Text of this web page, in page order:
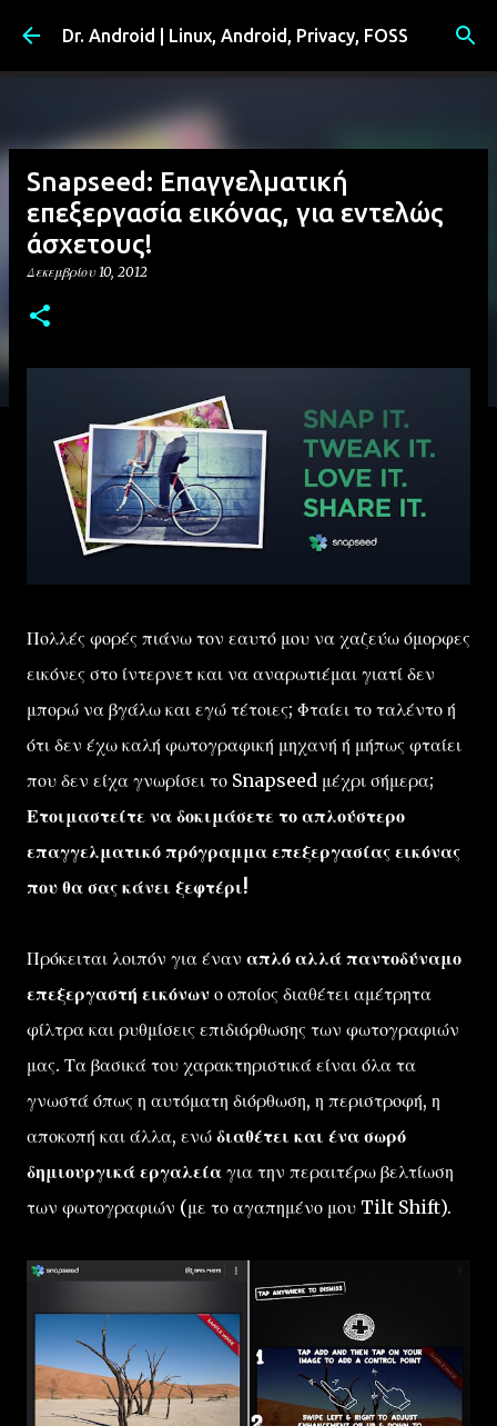
Μετάβαση στο κύριο περιεχόμενο
Dr. Android | Linux, Android, Privacy, FOSS
Snapseed: Επαγγελματική
επεξεργασία εικόνας, για εντελώς
άσχετους!
Δεκεμβρίου 10, 2012
Πολλές φορές πιάνω τον εαυτό μου να χαζεύω όμορφες
εικόνες στο ίντερνετ και να αναρωτιέμαι γιατί δεν
μπορώ να βγάλω και εγώ τέτοιες; Φταίει το ταλέντο ή
ότι δεν έχω καλή φωτογραφική μηχανή ή μήπως φταίει
που δεν είχα γνωρίσει το Snapseed μέχρι σήμερα;
Ετοιμαστείτε να δοκιμάσετε το απλούστερο
επαγγελματικό πρόγραμμα επεξεργασίας εικόνας
που θα σας κάνει ξεφτέρι!
Πρόκειται λοιπόν για έναν απλό αλλά παντοδύναμο
επεξεργαστή εικόνων ο οποίος διαθέτει αμέτρητα
φίλτρα και ρυθμίσεις επιδιόρθωσης των φωτογραφιών
μας. Τα βασικά του χαρακτηριστικά είναι όλα τα
γνωστά όπως η αυτόματη διόρθωση, η περιστροφή, η
αποκοπή και άλλα, ενώ διαθέτει και ένα σωρό
δημιουργικά εργαλεία για την περαιτέρω βελτίωση
των φωτογραφιών (με το αγαπημένο μου Tilt Shift).